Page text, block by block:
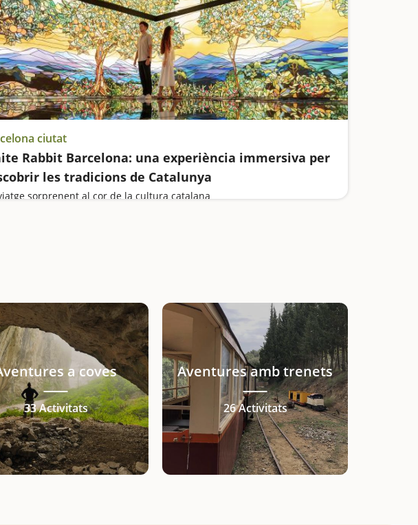
ciutat
Rabbit Barcelona: una experiència immersiva per
les tradicions de Catalunya
sorprenent al cor de la cultura catalana
a coves
33 Activitats
Aventures amb trenets
26 Activitats